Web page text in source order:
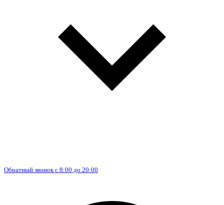
Обратный звонок с 8:00 до 20:00